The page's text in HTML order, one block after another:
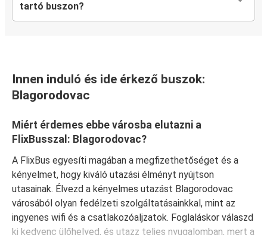
tartó buszon?
Innen induló és ide érkező buszok:
Blagorodovac
Miért érdemes ebbe városba elutazni a
FlixBusszal: Blagorodovac?
A FlixBus egyesíti magában a megfizethetőséget és a
kényelmet, hogy kiváló utazási élményt nyújtson
utasainak. Élvezd a kényelmes utazást Blagorodovac
városából olyan fedélzeti szolgáltatásainkkal, mint az
ingyenes wifi és a csatlakozóaljzatok. Foglaláskor válaszd
ki kedvenc ülőhelyed, és utazz teljes nyugalomban, mert a